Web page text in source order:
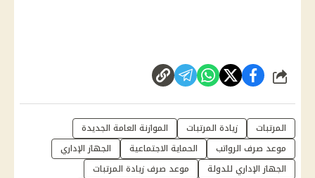
شارك
المرتبات زيادة المرتبات
الموازنة العامة الجديدة
موعد صرف الرواتب
الحماية الاجتماعية
الجهاز الإداري
الجهاز الإداري للدولة
موعد صرف زيادة المرتبات